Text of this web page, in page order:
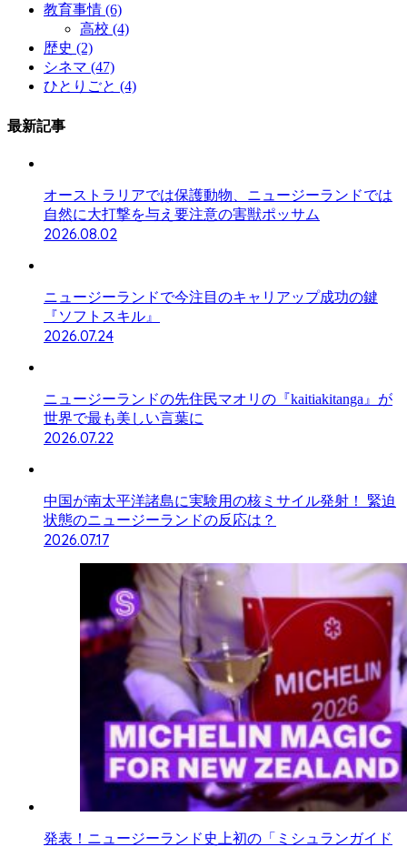
教育事情 (6)
高校 (4)
歴史 (2)
シネマ (47)
ひとりごと (4)
最新記事
オーストラリアでは保護動物、ニュージーランドでは
自然に大打撃を与え要注意の害獣ポッサム
2026.08.02
ニュージーランドで今注目のキャリアップ成功の鍵
『ソフトスキル』
2026.07.24
ニュージーランドの先住民マオリの『kaitiakitanga』が
世界で最も美しい言葉に
2026.07.22
中国が南太平洋諸島に実験用の核ミサイル発射！ 緊迫
状態のニュージーランドの反応は？
2026.07.17
発表！ニュージーランド史上初の「ミシュランガイド